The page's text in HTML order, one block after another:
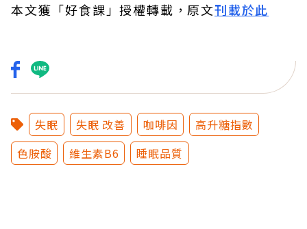
本文獲「好食課」授權轉載，原文刊載於此
失眠 失眠 改善 咖啡因
高升糖指數
色胺酸
維生素B6 睡眠品質